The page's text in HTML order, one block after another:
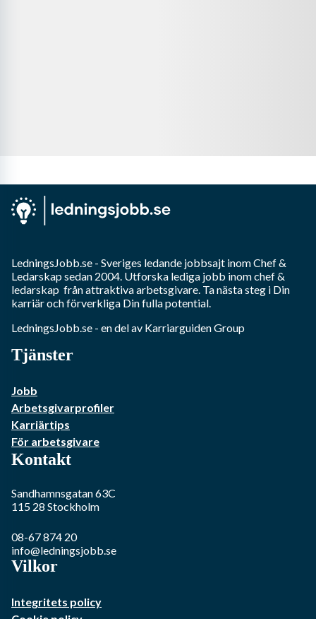
LedningsJobb.se - Sveriges ledande jobbsajt inomChef &
Ledarskapsedan 2004. Utforska lediga jobb inomchef &
ledarskap från attraktiva arbetsgivare. Ta nästa steg i Din
karriär och förverkliga Din fulla potential.
LedningsJobb.se - en del av Karriarguiden Group
Tjänster
Jobb
Arbetsgivarprofiler
Karriärtips
För arbetsgivare
Kontakt
Sandhamnsgatan 63C
115 28 Stockholm
08-67 874 20
info@ledningsjobb.se
Vilkor
Integritets policy